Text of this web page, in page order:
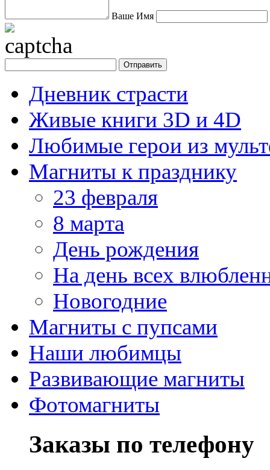
Ваше Имя
Дневник страсти
Живые книги 3D и 4D
Любимые герои из
Магниты к празднику
23 февраля
8 марта
День рождения
На день всех
Новогодние
Магниты с пупсами
Наши любимцы
Развивающие магниты
Фотомагниты
Заказы по телефону